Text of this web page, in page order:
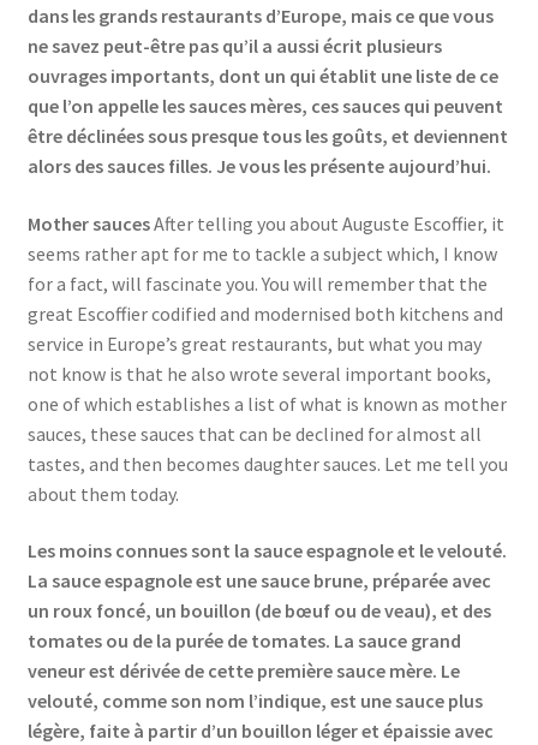
dans les grands restaurants d’Europe, mais ce que vous
ne savez peut-être pas qu’il a aussi écrit plusieurs
ouvrages importants, dont un qui établit une liste de ce
que l’on appelle les sauces mères, ces sauces qui peuvent
être déclinées sous presque tous les goûts, et deviennent
alors des sauces filles. Je vous les présente aujourd’hui.
Mother saucesAfter telling you about Auguste Escoffier, it
seems rather apt for me to tackle a subject which, I know
for a fact, will fascinate you. You will remember that the
great Escoffier codified and modernised both kitchens and
service in Europe’s great restaurants, but what you may
not know is that he also wrote several important books,
one of which establishes a list of what is known as mother
sauces, these sauces that can be declined for almost all
tastes, and then becomes daughter sauces. Let me tell you
about them today.
Les moins connues sont la sauce espagnole et le velouté.
La sauce espagnole est une sauce brune, préparée avec
un roux foncé, un bouillon (de bœuf ou de veau), et des
tomates ou de la purée de tomates. La sauce grand
veneur est dérivée de cette première sauce mère. Le
velouté, comme son nom l’indique, est une sauce plus
légère, faite à partir d’un bouillon léger et épaissie avec